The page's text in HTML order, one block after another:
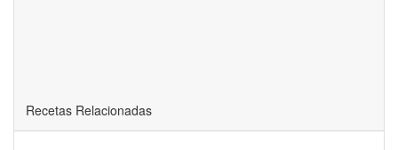
Recetas Relacionadas